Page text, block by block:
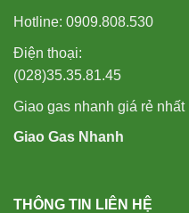
Hotline: 0909.808.530
Điện thoại:
(028)35.35.81.45
Giao gas nhanh giá rẻ nhất
Giao Gas Nhanh
THÔNG TIN LIÊN HỆ